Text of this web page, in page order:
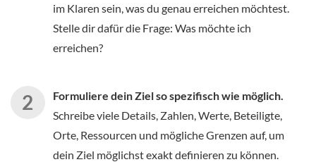
im Klaren sein, was du genau erreichen möchtest.
Stelle dir dafür die Frage: Was möchte ich
erreichen?
Formuliere dein Ziel so spezifisch wie möglich.
Schreibe viele Details, Zahlen, Werte, Beteiligte,
Orte, Ressourcen und mögliche Grenzen auf, um
dein Ziel möglichst exakt definieren zu können.